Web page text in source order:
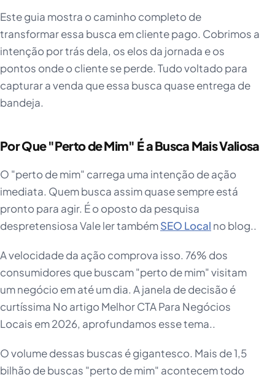
Este guia mostra o caminho completo de
transformar essa busca em cliente pago. Cobrimos a
intenção por trás dela, os elos da jornada e os
pontos onde o cliente se perde. Tudo voltado para
capturar a venda que essa busca quase entrega de
bandeja.
Por Que "Perto de Mim" É a Busca Mais Valiosa
O "perto de mim" carrega uma intenção de ação
imediata. Quem busca assim quase sempre está
pronto para agir. É o oposto da pesquisa
despretensiosa Vale ler tambémSEO Local no blog..
A velocidade da ação comprova isso. 76% dos
consumidores que buscam "perto de mim" visitam
um negócio em até um dia. A janela de decisão é
curtíssima No artigo Melhor CTA Para Negócios
Locais em 2026, aprofundamos esse tema..
O volume dessas buscas é gigantesco. Mais de 1,5
bilhão de buscas "perto de mim" acontecem todo